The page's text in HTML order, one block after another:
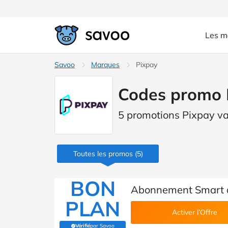
Les
Savoo Marques Pixpay
Codes
5 promotions Pixpay
Toutes les promos(5)
BON
PLAN
Vérifiépar Savoo
Abonnement Smart
Activer l’Offre